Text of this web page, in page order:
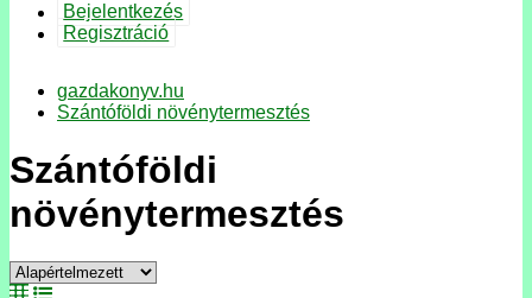
Bejelentkezés
Regisztráció
gazdakonyv.hu
Szántóföldi növénytermesztés
Szántóföldi
növénytermesztés